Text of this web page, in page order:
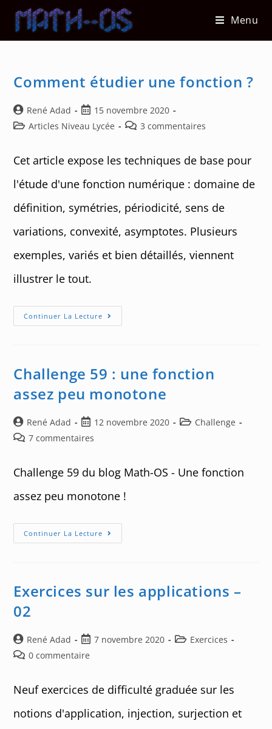
content
Menu
Comment étudier une fonction ?
Auteur/autrice
de
René Adad
Post
published:
15 novembre 2020
PostArticles Niveau Lycée
Post3 commentaires
Cet article expose les techniques de base pour
l'étude d'une fonction numérique : domaine de
définition, symétries, périodicité, sens de
variations, convexité, asymptotes. Plusieurs
exemples, variés et bien détaillés, viennent
illustrer le tout.
Continuer La Lecture Comment
Étudier
Challenge 59 : une fonction
assez peu monotone
Auteur/autrice
de
René Adad
Post
published:
12 novembre 2020
PostChallenge
Post7 commentaires
Challenge 59 du blog Math-OS - Une fonction
assez peu monotone !
Continuer La Lecture Challenge
59
Peu
Monotone
Exercices sur les applications –
02
Auteur/autrice
de
René Adad
Post
published:
7 novembre 2020
PostExercices
Post0 commentaire
Neuf exercices de difficulté graduée sur les
notions d'application, injection, surjection et